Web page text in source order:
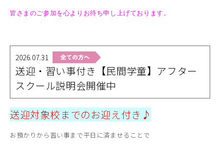
皆さまのご参加を心よりお待ち申し上げております。
2026.07.31
送迎・習い事付き【民間学童】アフター
スクール説明会開催中
送迎対象校までのお迎え付き♪
お預かりから習い事まで平日に済ませることで